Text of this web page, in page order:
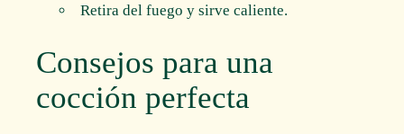
Retira del fuego y sirve caliente.
Consejos para una
cocción perfecta